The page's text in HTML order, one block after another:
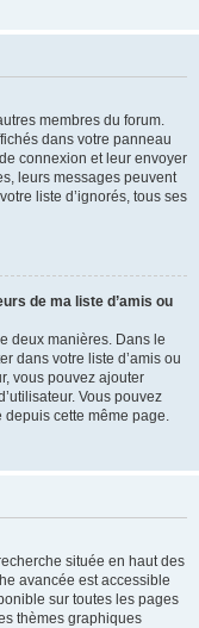
membres du forum.
dans votre panneau
connexion et leur envoyer
leurs messages peuvent
liste d’ignorés, tous ses
de ma liste d’amis ou
deux manières. Dans le
dans votre liste d’amis ou
vous pouvez ajouter
Vous pouvez
cette même page.
située en haut des
avancée est accessible
sur toutes les pages
thèmes graphiques